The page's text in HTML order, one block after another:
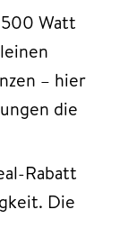
Watt
– hier
die
Rabatt
Die